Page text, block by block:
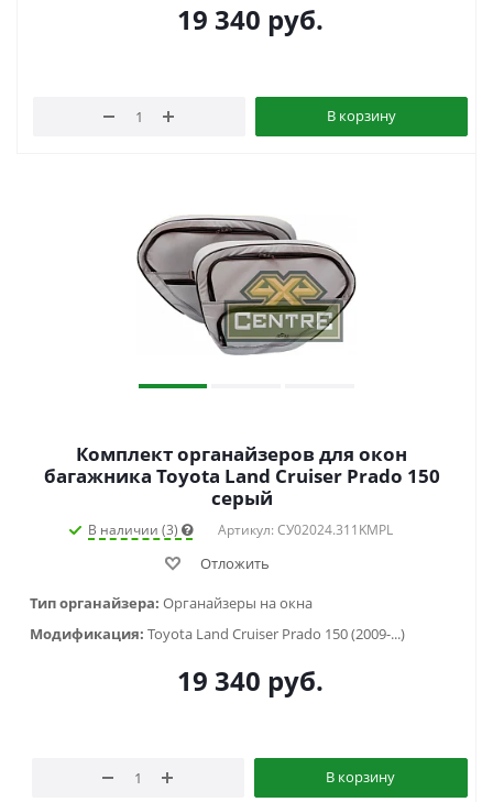
19 340 руб.
В корзину
Комплект органайзеров для окон
багажника Toyota Land Cruiser Prado 150
cерый
В наличии (3) Артикул: СУ02024.311KMPL
Отложить
Тип органайзера: Органайзеры на окна
Модификация: Toyota Land Cruiser Prado 150 (2009-...)
19 340 руб.
В корзину